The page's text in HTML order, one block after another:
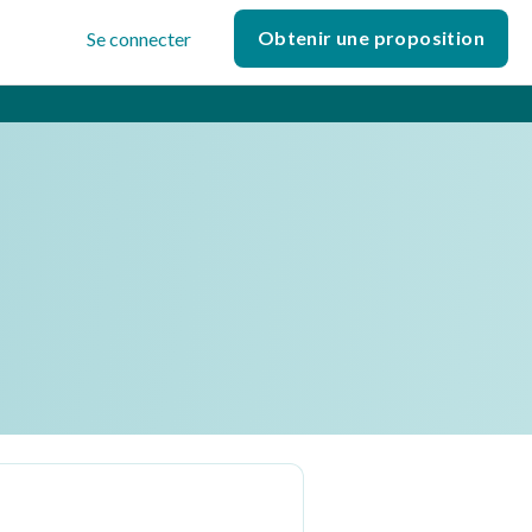
Se connecter Obtenir une proposition